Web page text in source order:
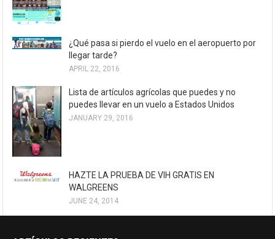
¿Qué pasa si pierdo el vuelo en el aeropuerto por
llegar tarde?
APRIL 22, 2016
Lista de artículos agrícolas que puedes y no
puedes llevar en un vuelo a Estados Unidos
JANUARY 29, 2016
HAZTE LA PRUEBA DE VIH GRATIS EN
WALGREENS
JUNE 24, 2014